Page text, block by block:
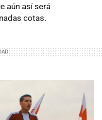
aún así será
cotas.